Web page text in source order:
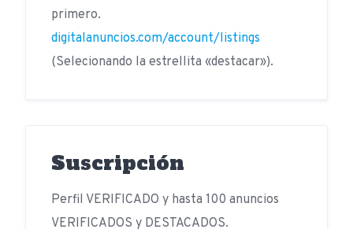
primero.
digitalanuncios.com/account/listings
(Selecionando la estrellita «destacar»).
Suscripción
Perfil VERIFICADO y hasta 100 anuncios
VERIFICADOS y DESTACADOS.